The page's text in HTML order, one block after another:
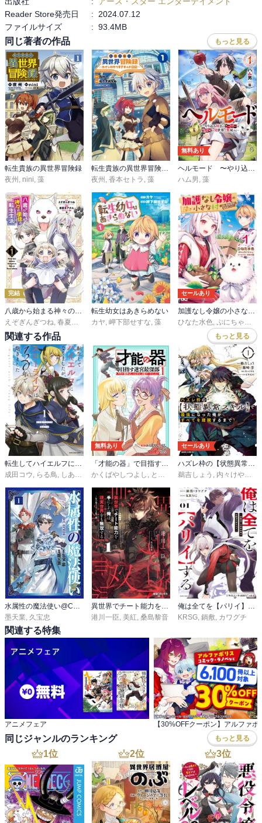
Reader Store発売日
:
2024.07.12
ファイルサイズ
: 93.4MB
同じ著者の作品 もっと見る
転生貴族の異世界冒険録
夜州 , nini, 藻
転生貴族の異世界冒険録～カインのやりすぎギルド日記～
夜州 , 香本セトラ , 藻
無料あり
ヘルモード 〜やり込み好きのゲーマーは廃設定の異世界で無双する〜
ハム男, 藻
完結
八歳から始まる神々の使徒の転生生活
えぞぎんぎつね, 春夏冬アタル ,藻
転生幼女はあきらめない
カヤ, 岬下部せすな, 藻
セールあり
加護なし令嬢の小さな村 ～さあ、領地運営を始めましょう！～
ひなた水色, ぷにちゃん
関連する作品 もっと見る
成田コウ
らる鳥 しあびす
無料あり
かくばやしつよし
とんび
セールあり
鵜吉しょう
内々けやき
水属性の魔法使い@COMIC
墨天業, 久宝忠
異世界でチート能力を手にした俺は、現実世界をも無双する
港川一臣, 美紅, 桑島黎音
俺は全てを【パリイ】する ～逆勘違いの世界最強は冒険者の夢をみる～
KRSG, 鍋敷, カワグチ
関連する特集
アニメフェア
同じジャンルのランキング もっと見る
1位 2位 3位